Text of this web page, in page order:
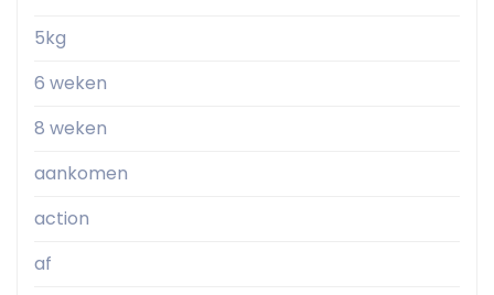
5kg
6 weken
8 weken
aankomen
action
af